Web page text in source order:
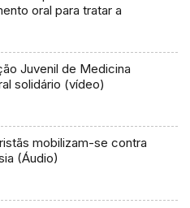
oral para tratar a
Juvenil de Medicina
solidário (vídeo)
mobilizam-se contra
(Áudio)